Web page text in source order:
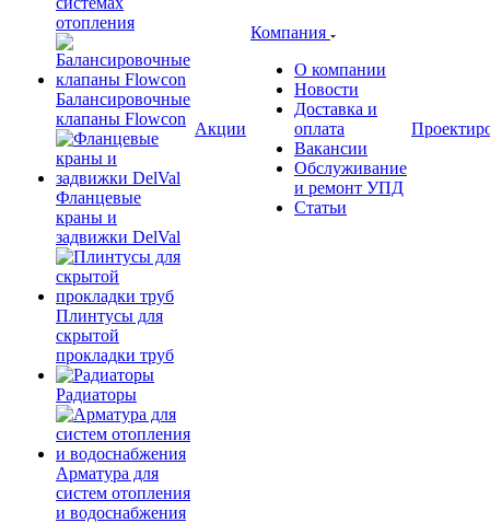
отопления
Балансировочные
клапаны Flowcon
Фланцевые
краны и
задвижки DelVal
Плинтусы для
скрытой
прокладки труб
Радиаторы
Арматура для
систем отопления
и водоснабжения
Акции
Компания
О компании
Новости
Доставка и
оплата
Вакансии
Обслуживание
и ремонт УПД
Статьи